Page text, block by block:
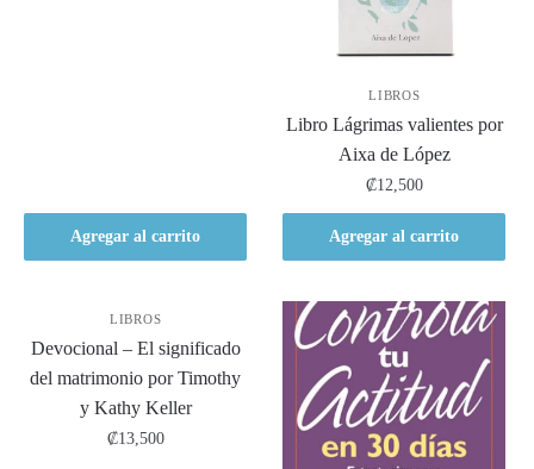
Agregar al carrito
LIBROS
Libro Lágrimas valientes por
Aixa de López
₡12,500
Agregar al carrito
LIBROS
Devocional – El significado
del matrimonio por Timothy
y Kathy Keller
₡13,500